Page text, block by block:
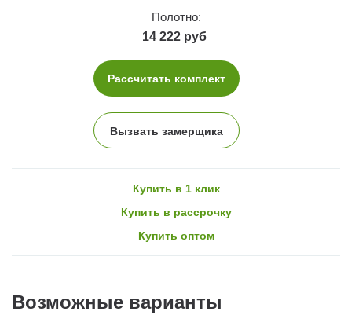
Полотно:
14 222 руб
Рассчитать комплект
Вызвать замерщика
Купить в 1 клик
Купить в рассрочку
Купить оптом
Возможные варианты